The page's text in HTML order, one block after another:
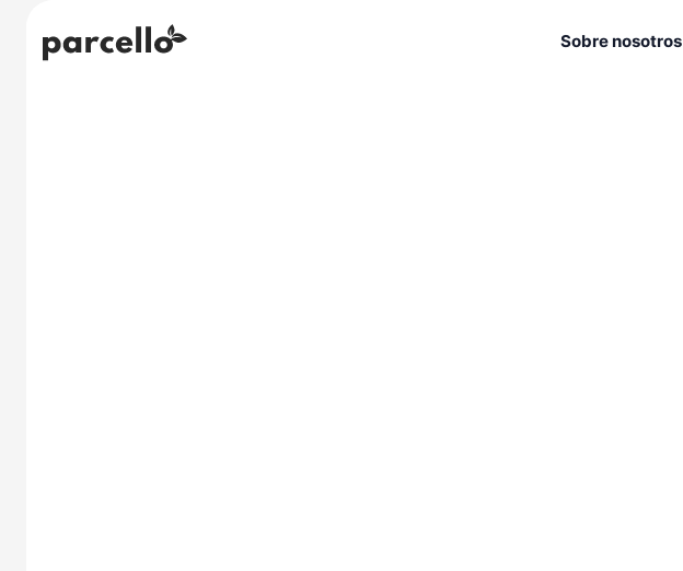
Sobre nosotros